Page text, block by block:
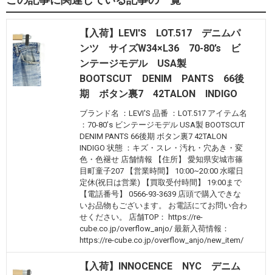
【入荷】LEVI'S LOT.517 デニムパ
ンツ サイズW34×L36 70-80’s ビ
ンテージモデル USA製
BOOTSCUT DENIM PANTS 66後
期 ボタン裏7 42TALON INDIGO
ブランド名 ：LEVI'S 品番 ：LOT.517 アイテム名
：70-80’s ビンテージモデル USA製 BOOTSCUT
DENIM PANTS 66後期 ボタン裏7 42TALON
INDIGO 状態 ：キズ・スレ・汚れ・穴あき・変
色・色褪せ 店舗情報 【住所】 愛知県安城市篠
目町童子207 【営業時間】 10:00~20:00 水曜日
定休(祝日は営業) 【買取受付時間】 19:00まで
【電話番号】 0566-93-3639 店頭で購入できな
いお品物もございます。 お電話にてお問い合わ
せください。 店舗TOP： https://re-
cube.co.jp/overflow_anjo/ 最新入荷情報：
https://re-cube.co.jp/overflow_anjo/new_item/
【入荷】INNOCENCE NYC デニム